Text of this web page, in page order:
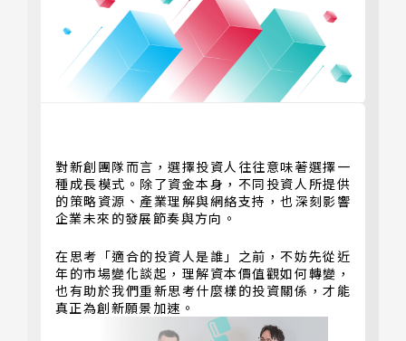
GET IN TOUCH
對新創團隊而言，選擇投資人往往意味著選擇一
種成長模式。除了資金本身，不同投資人所提供
的策略資源、產業理解與網絡支持，也深刻影響
企業未來的發展節奏與方向。
在思考「適合的投資人是誰」之前，不妨先從近
年的市場變化談起，理解資本價值觀如何轉變，
也有助於我們重新思考什麼樣的投資關係，才能
真正為創新願景加速。